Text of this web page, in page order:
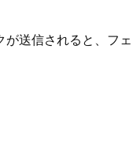
送信されると、フ